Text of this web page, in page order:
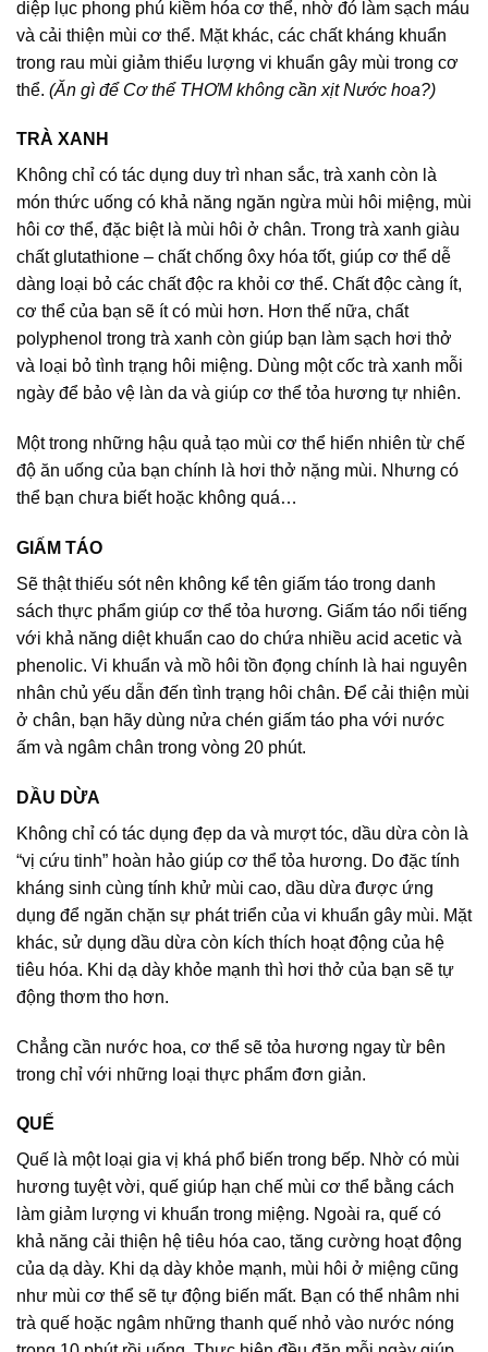
diệp lục phong phú kiềm hóa cơ thể, nhờ đó làm sạch máu
và cải thiện mùi cơ thể. Mặt khác, các chất kháng khuẩn
trong rau mùi giảm thiểu lượng vi khuẩn gây mùi trong cơ
thể. (Ăn gì để Cơ thể THƠM không cần xịt Nước hoa?)
TRÀ XANH
Không chỉ có tác dụng duy trì nhan sắc, trà xanh còn là
món thức uống có khả năng ngăn ngừa mùi hôi miệng, mùi
hôi cơ thể, đặc biệt là mùi hôi ở chân. Trong trà xanh giàu
chất glutathione – chất chống ôxy hóa tốt, giúp cơ thể dễ
dàng loại bỏ các chất độc ra khỏi cơ thể. Chất độc càng ít,
cơ thể của bạn sẽ ít có mùi hơn. Hơn thế nữa, chất
polyphenol trong trà xanh còn giúp bạn làm sạch hơi thở
và loại bỏ tình trạng hôi miệng. Dùng một cốc trà xanh mỗi
ngày để bảo vệ làn da và giúp cơ thể tỏa hương tự nhiên.
Một trong những hậu quả tạo mùi cơ thể hiển nhiên từ chế
độ ăn uống của bạn chính là hơi thở nặng mùi. Nhưng có
thể bạn chưa biết hoặc không quá…
GIẤM TÁO
Sẽ thật thiếu sót nên không kể tên giấm táo trong danh
sách thực phẩm giúp cơ thể tỏa hương. Giấm táo nổi tiếng
với khả năng diệt khuẩn cao do chứa nhiều acid acetic và
phenolic. Vi khuẩn và mồ hôi tồn đọng chính là hai nguyên
nhân chủ yếu dẫn đến tình trạng hôi chân. Để cải thiện mùi
ở chân, bạn hãy dùng nửa chén giấm táo pha với nước
ấm và ngâm chân trong vòng 20 phút.
DẦU DỪA
Không chỉ có tác dụng đẹp da và mượt tóc, dầu dừa còn là
“vị cứu tinh” hoàn hảo giúp cơ thể tỏa hương. Do đặc tính
kháng sinh cùng tính khử mùi cao, dầu dừa được ứng
dụng để ngăn chặn sự phát triển của vi khuẩn gây mùi. Mặt
khác, sử dụng dầu dừa còn kích thích hoạt động của hệ
tiêu hóa. Khi dạ dày khỏe mạnh thì hơi thở của bạn sẽ tự
động thơm tho hơn.
Chẳng cần nước hoa, cơ thể sẽ tỏa hương ngay từ bên
trong chỉ với những loại thực phẩm đơn giản.
QUẾ
Quế là một loại gia vị khá phổ biến trong bếp. Nhờ có mùi
hương tuyệt vời, quế giúp hạn chế mùi cơ thể bằng cách
làm giảm lượng vi khuẩn trong miệng. Ngoài ra, quế có
khả năng cải thiện hệ tiêu hóa cao, tăng cường hoạt động
của dạ dày. Khi dạ dày khỏe mạnh, mùi hôi ở miệng cũng
như mùi cơ thể sẽ tự động biến mất. Bạn có thể nhâm nhi
trà quế hoặc ngâm những thanh quế nhỏ vào nước nóng